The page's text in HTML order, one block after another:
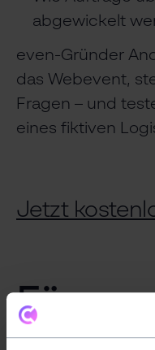
abgewickelt
even-Gründer
das Webevent,
Fragen – und
eines fiktiven
Jetzt
Für